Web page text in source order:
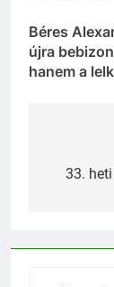
Béres
újra
hanem a
33.